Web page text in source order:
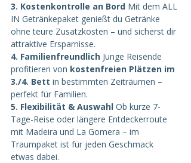
3. Kostenkontrolle an Bord Mit dem ALL
IN Getränkepaket genießt du Getränke
ohne teure Zusatzkosten – und sicherst dir
attraktive Ersparnisse.
4. Familienfreundlich Junge Reisende
profitieren von kostenfreien Plätzen im
3./4. Bett in bestimmten Zeiträumen –
perfekt für Familien.
5. Flexibilität & Auswahl Ob kurze 7-
Tage-Reise oder längere Entdeckerroute
mit Madeira und La Gomera – im
Traumpaket ist für jeden Geschmack
etwas dabei.